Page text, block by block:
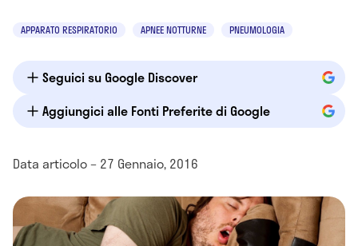
APPARATO RESPIRATORIO APNEE NOTTURNE PNEUMOLOGIA
Seguici su Google Discover
Aggiungici alle Fonti Preferite di Google
Data articolo – 27 Gennaio, 2016